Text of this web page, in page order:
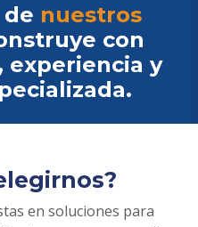
de nuestros
con
experiencia y
en soluciones para